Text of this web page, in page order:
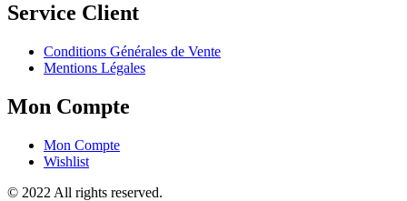
Service Client
Conditions Générales de Vente
Mentions Légales
Mon Compte
Mon Compte
Wishlist
© 2022 All rights reserved.